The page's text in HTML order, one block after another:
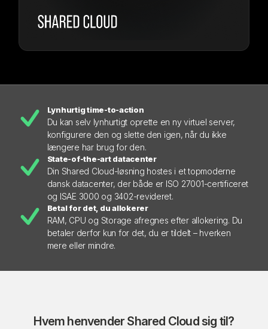
Lynhurtig time-to-action
Du kan selv lynhurtigt oprette en ny virtuel server,
konfigurere den og slette den igen, når du ikke
længere har brug for den.
State-of-the-art datacenter
Din Shared Cloud-løsning hostes i et topmoderne
dansk datacenter, der både er ISO 27001-certificeret
og ISAE 3000 og 3402-revideret.
Betal for det, du allokerer
RAM, CPU og Storage afregnes efter allokering. Du
betaler derfor kun for det, du er tildelt – hverken
mere eller mindre.
Hvem henvender Shared Cloud sig til?